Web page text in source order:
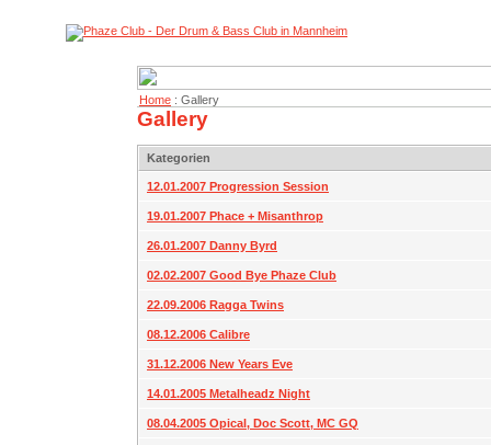
Home : Gallery
Gallery
Kategorien
12.01.2007 Progression Session
19.01.2007 Phace + Misanthrop
26.01.2007 Danny Byrd
02.02.2007 Good Bye Phaze Club
22.09.2006 Ragga Twins
08.12.2006 Calibre
31.12.2006 New Years Eve
14.01.2005 Metalheadz Night
08.04.2005 Opical, Doc Scott, MC GQ